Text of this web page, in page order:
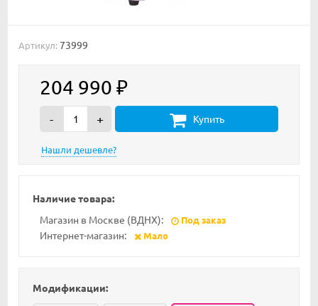
Артикул: 73999
204 990 ₽
- + Купить
Наличие товара:
Магазин в Москве (ВДНХ):
Под заказ
Интернет-магазин: Мало
Модификации: